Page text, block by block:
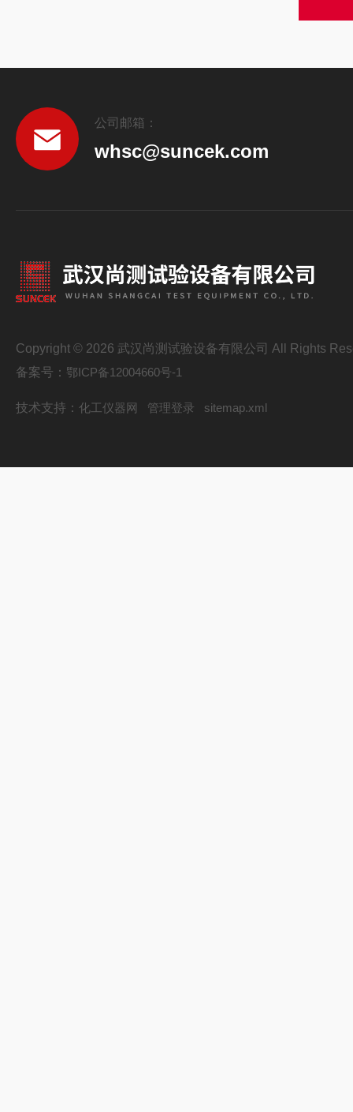
公司邮箱：
whsc@suncek.com
Copyright © 2026 武汉尚测试验设备有限公司 All Rights
备案号： 鄂ICP备12004660号-1
技术支持： 化工仪器网 管理登录 sitemap.xml